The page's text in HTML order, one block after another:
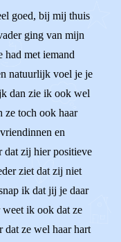
goed, bij mij thuis
ging van mijn
had met iemand
natuurlijk voel je je
dan zie ik ook wel
ze toch ook haar
en
dat zij hier positieve
ziet dat zij niet
ik dat jij je daar
ik ook dat ze
dat ze wel haar hart